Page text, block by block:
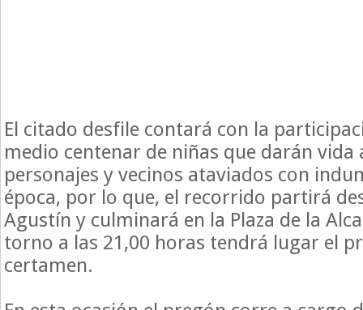
El citado desfile contará con la
medio centenar de niñas que darán
personajes y vecinos ataviados con
época, por lo que, el recorrido partirá
Agustín y culminará en la Plaza de la
torno a las 21,00 horas tendrá lugar el
certamen.